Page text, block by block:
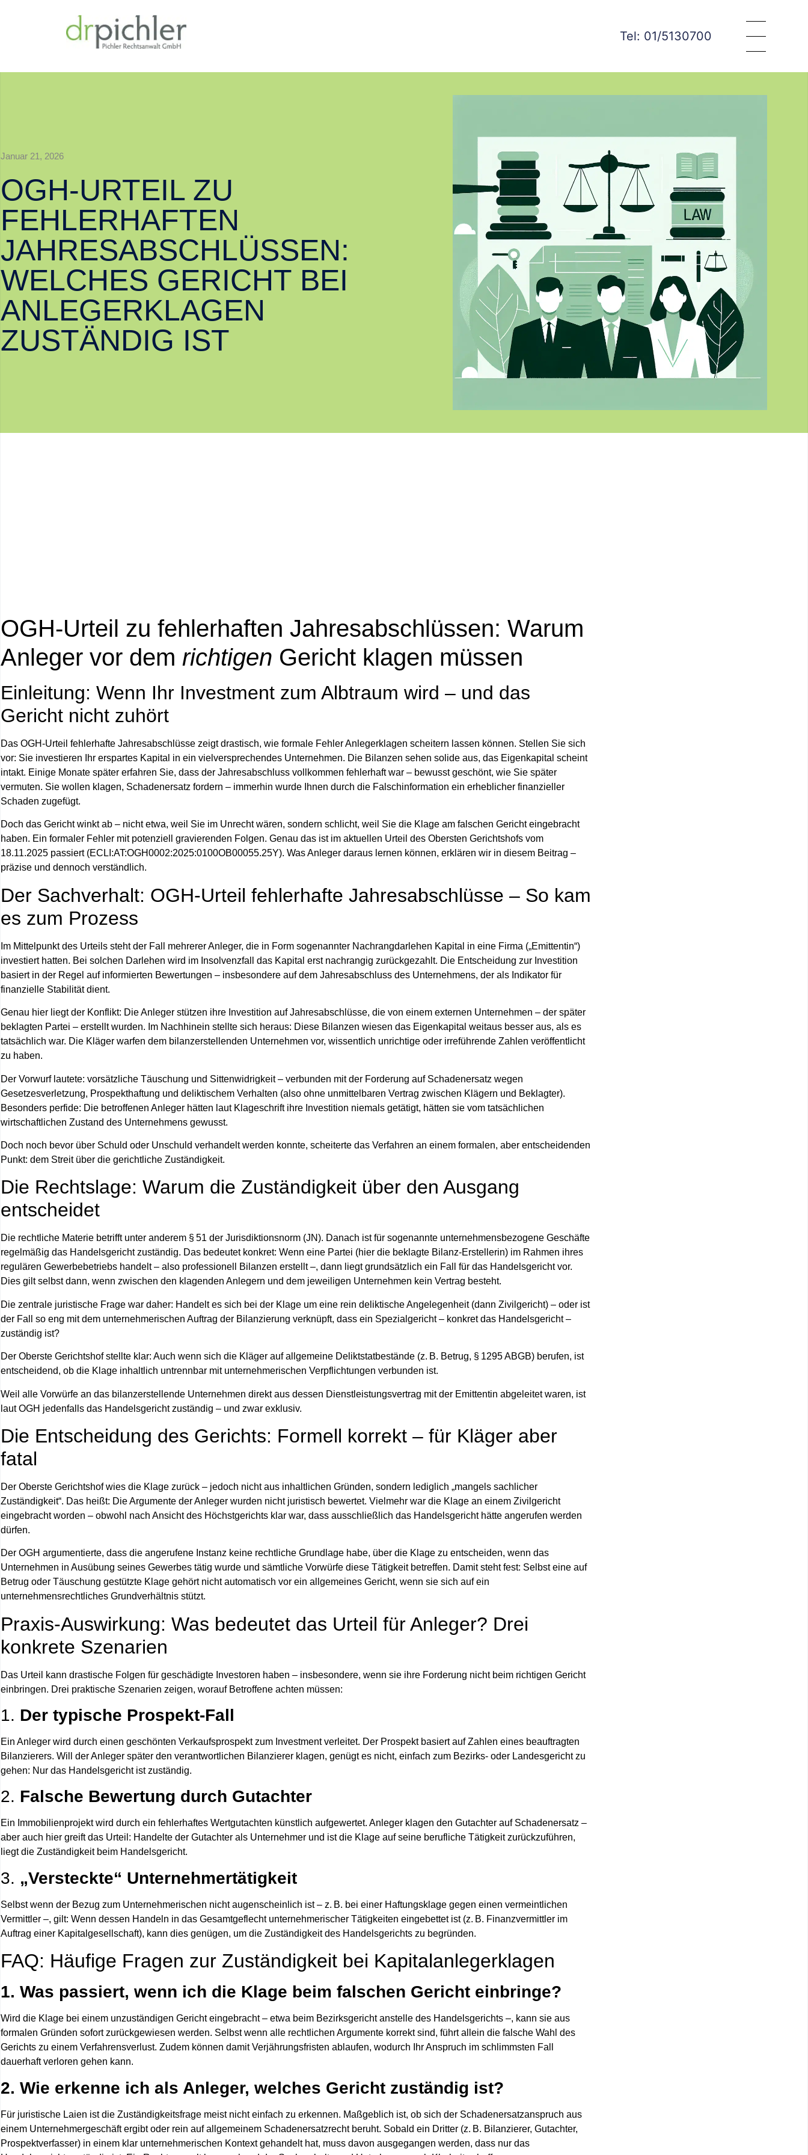
Tel: 01/5130700
Januar 21, 2026
OGH-URTEIL ZU
FEHLERHAFTEN
JAHRESABSCHLÜSSEN:
WELCHES GERICHT BEI
ANLEGERKLAGEN
ZUSTÄNDIG IST
OGH-Urteil zu fehlerhaften Jahresabschlüssen: Warum
Anleger vor dem richtigen Gericht klagen müssen
Einleitung: Wenn Ihr Investment zum Albtraum wird – und das
Gericht nicht zuhört
Das OGH-Urteil fehlerhafte Jahresabschlüsse zeigt drastisch, wie formale Fehler Anlegerklagen scheitern lassen können. Stellen Sie sich
vor: Sie investieren Ihr erspartes Kapital in ein vielversprechendes Unternehmen. Die Bilanzen sehen solide aus, das Eigenkapital scheint
intakt. Einige Monate später erfahren Sie, dass der Jahresabschluss vollkommen fehlerhaft war – bewusst geschönt, wie Sie später
vermuten. Sie wollen klagen, Schadenersatz fordern – immerhin wurde Ihnen durch die Falschinformation ein erheblicher finanzieller
Schaden zugefügt.
Doch das Gericht winkt ab – nicht etwa, weil Sie im Unrecht wären, sondern schlicht, weil Sie die Klage am falschen Gerichteingebracht
haben. Ein formaler Fehler mit potenziell gravierenden Folgen. Genau das ist im aktuellen Urteil des Obersten Gerichtshofs vom
18.11.2025 passiert (ECLI:AT:OGH0002:2025:0100OB00055.25Y). Was Anleger daraus lernen können, erklären wir in diesem Beitrag –
präzise und dennoch verständlich.
Der Sachverhalt: OGH-Urteil fehlerhafte Jahresabschlüsse – So kam
es zum Prozess
Im Mittelpunkt des Urteils steht der Fall mehrerer Anleger, die in Form sogenannter Nachrangdarlehen Kapital in eine Firma („Emittentin“)
investiert hatten. Bei solchen Darlehen wird im Insolvenzfall das Kapital erst nachrangig zurückgezahlt. Die Entscheidung zur Investition
basiert in der Regel auf informierten Bewertungen – insbesondere auf dem Jahresabschluss des Unternehmens, der als Indikator für
finanzielle Stabilität dient.
Genau hier liegt der Konflikt: Die Anleger stützen ihre Investition auf Jahresabschlüsse, die von einem externen Unternehmen – der später
beklagten Partei – erstellt wurden. Im Nachhinein stellte sich heraus: Diese Bilanzen wiesen das Eigenkapital weitaus besser aus, als es
tatsächlich war. Die Kläger warfen dem bilanzerstellenden Unternehmen vor, wissentlich unrichtige oder irreführende Zahlen veröffentlicht
zu haben.
Der Vorwurf lautete: vorsätzliche Täuschung und Sittenwidrigkeit– verbunden mit der Forderung auf Schadenersatz wegen
Gesetzesverletzung, Prospekthaftung und deliktischem Verhalten (also ohne unmittelbaren Vertrag zwischen Klägern und Beklagter).
Besonders perfide: Die betroffenen Anleger hätten laut Klageschrift ihre Investition niemals getätigt, hätten sie vom tatsächlichen
wirtschaftlichen Zustand des Unternehmens gewusst.
Doch noch bevor über Schuld oder Unschuld verhandelt werden konnte, scheiterte das Verfahren an einem formalen, aber entscheidenden
Punkt: dem Streit über die gerichtliche Zuständigkeit.
Die Rechtslage: Warum die Zuständigkeit über den Ausgang
entscheidet
Die rechtliche Materie betrifft unter anderem § 51 der Jurisdiktionsnorm (JN). Danach ist für sogenannte unternehmensbezogene Geschäfte
regelmäßig das Handelsgericht zuständig. Das bedeutet konkret: Wenn eine Partei (hier die beklagte Bilanz-Erstellerin) im Rahmen ihres
regulären Gewerbebetriebs handelt – also professionell Bilanzen erstellt –, dann liegt grundsätzlich ein Fall für das Handelsgerichtvor.
Dies gilt selbst dann, wenn zwischen den klagenden Anlegern und dem jeweiligen Unternehmen kein Vertrag besteht.
Die zentrale juristische Frage war daher: Handelt es sich bei der Klage um eine rein deliktische Angelegenheit (dann Zivilgericht) – oder ist
der Fall so eng mit dem unternehmerischen Auftrag der Bilanzierung verknüpft, dass ein Spezialgericht – konkret das Handelsgericht –
zuständig ist?
Der Oberste Gerichtshof stellte klar: Auch wenn sich die Kläger auf allgemeine Deliktstatbestände (z. B. Betrug, § 1295 ABGB) berufen, ist
entscheidend, ob die Klage inhaltlich untrennbar mit unternehmerischen Verpflichtungen verbunden ist.
Weil alle Vorwürfe an das bilanzerstellende Unternehmen direkt aus dessen Dienstleistungsvertrag mit der Emittentin abgeleitet waren, ist
laut OGH jedenfalls das Handelsgericht zuständig – und zwar exklusiv.
Die Entscheidung des Gerichts: Formell korrekt – für Kläger aber
fatal
Der Oberste Gerichtshof wies die Klage zurück – jedoch nicht aus inhaltlichen Gründen, sondern lediglich „mangels sachlicher
Zuständigkeit“. Das heißt: Die Argumente der Anleger wurden nicht juristisch bewertet. Vielmehr war die Klage an einem Zivilgericht
eingebracht worden – obwohl nach Ansicht des Höchstgerichts klar war, dass ausschließlich das Handelsgericht hätte angerufen werden
dürfen.
Der OGH argumentierte, dass die angerufene Instanz keine rechtliche Grundlage habe, über die Klage zu entscheiden, wenn das
Unternehmen in Ausübung seines Gewerbes tätig wurde und sämtliche Vorwürfe diese Tätigkeit betreffen. Damit steht fest: Selbst eine auf
Betrug oder Täuschung gestützte Klage gehört nicht automatisch vor ein allgemeines Gericht, wenn sie sich auf ein
unternehmensrechtliches Grundverhältnis stützt.
Praxis-Auswirkung: Was bedeutet das Urteil für Anleger? Drei
konkrete Szenarien
Das Urteil kann drastische Folgen für geschädigte Investoren haben – insbesondere, wenn sie ihre Forderung nicht beim richtigen Gericht
einbringen. Drei praktische Szenarien zeigen, worauf Betroffene achten müssen:
1. Der typische Prospekt-Fall
Ein Anleger wird durch einen geschönten Verkaufsprospekt zum Investment verleitet. Der Prospekt basiert auf Zahlen eines beauftragten
Bilanzierers. Will der Anleger später den verantwortlichen Bilanzierer klagen, genügt es nicht, einfach zum Bezirks- oder Landesgericht zu
gehen: Nur das Handelsgericht ist zuständig.
2. Falsche Bewertung durch Gutachter
Ein Immobilienprojekt wird durch ein fehlerhaftes Wertgutachten künstlich aufgewertet. Anleger klagen den Gutachter auf Schadenersatz –
aber auch hier greift das Urteil: Handelte der Gutachter als Unternehmer und ist die Klage auf seine berufliche Tätigkeit zurückzuführen,
liegt die Zuständigkeit beim Handelsgericht.
3. „Versteckte“ Unternehmertätigkeit
Selbst wenn der Bezug zum Unternehmerischen nicht augenscheinlich ist – z. B. bei einer Haftungsklage gegen einen vermeintlichen
Vermittler –, gilt: Wenn dessen Handeln in das Gesamtgeflecht unternehmerischer Tätigkeiten eingebettet ist (z. B. Finanzvermittler im
Auftrag einer Kapitalgesellschaft), kann dies genügen, um die Zuständigkeit des Handelsgerichts zu begründen.
FAQ: Häufige Fragen zur Zuständigkeit bei Kapitalanlegerklagen
1. Was passiert, wenn ich die Klage beim falschen Gericht einbringe?
Wird die Klage bei einem unzuständigen Gericht eingebracht – etwa beim Bezirksgericht anstelle des Handelsgerichts –, kann sie aus
formalen Gründen sofort zurückgewiesen werden. Selbst wenn alle rechtlichen Argumente korrekt sind, führt allein die falsche Wahl des
Gerichts zu einem Verfahrensverlust. Zudem können damitVerjährungsfristen ablaufen, wodurch Ihr Anspruch im schlimmsten Fall
dauerhaft verloren gehen kann.
2. Wie erkenne ich als Anleger, welches Gericht zuständig ist?
Für juristische Laien ist die Zuständigkeitsfrage meist nicht einfach zu erkennen. Maßgeblich ist, ob sich der Schadenersatzanspruch aus
einem Unternehmergeschäft ergibt oder rein auf allgemeinem Schadenersatzrecht beruht. Sobald ein Dritter (z. B. Bilanzierer, Gutachter,
Prospektverfasser) in einem klar unternehmerischen Kontext gehandelt hat, muss davon ausgegangen werden, dass nur das